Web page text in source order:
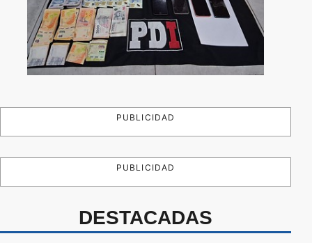
PUBLICIDAD
PUBLICIDAD
DESTACADAS